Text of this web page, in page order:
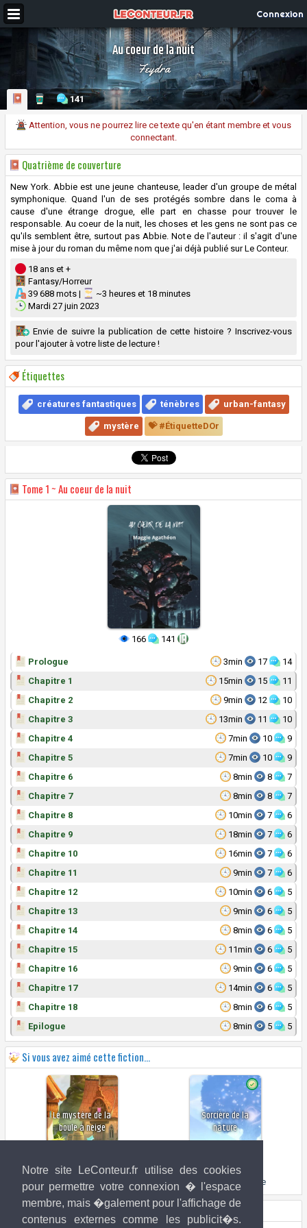
Notre site LeConteur.fr utilise des cookies
pour permettre votre connexion � l'espace
membre, mais �galement pour l'affichage de
contenus externes comme les publicit�s.
Connexion
Au coeur de la nuit
Feydra
141
Attention, vous ne pourrez lire ce texte qu'en étant membre et vous
connectant.
Quatrième de couverture
New York. Abbie est une jeune chanteuse, leader d'un groupe de métal
symphonique. Quand l'un de ses protégés sombre dans le coma à
cause d'une étrange drogue, elle part en chasse pour trouver le
responsable. Au coeur de la nuit, les choses et les gens ne sont pas ce
qu'ils semblent être, surtout pas Abbie. Note de l'auteur : il s'agit d'une
mise à jour du roman du même nom que j'ai déjà publié sur Le Conteur.
18 ans et +
Fantasy/Horreur
39 688 mots |
~3 heures et 18 minutes
Mardi 27 juin 2023
Envie de suivre la publication de cette histoire ? Inscrivez-vous
pour l'ajouter à votre liste de lecture !
Étiquettes
créatures fantastiques ténèbres urban-fantasy
mystère 💝 #ÉtiquetteDOr
Tome 1 ~ Au coeur de la nuit
166 141
3min 17 14
Prologue
15min
15 11
Chapitre 1
9min
12 10
Chapitre 2
13min
11 10
Chapitre 3
7min
10 9
Chapitre 4
7min
10 9
Chapitre 5
8min
8 7
Chapitre 6
8min
8 7
Chapitre 7
10min
7 6
Chapitre 8
18min
7 6
Chapitre 9
16min
7 6
Chapitre 10
9min
7 6
Chapitre 11
10min
6 5
Chapitre 12
9min
6 5
Chapitre 13
8min
6 5
Chapitre 14
11min
6 5
Chapitre 15
9min
6 5
Chapitre 16
14min
6 5
Chapitre 17
8min
6 5
Chapitre 18
8min
5 5
Epilogue
Si vous avez aimé cette fiction...
Le mystère de la
boule à neige
Feydra
Le mystère de la boule à neige
Sorcière de la
nature
Feydra
Sorcière de la nature
Droits de l'image